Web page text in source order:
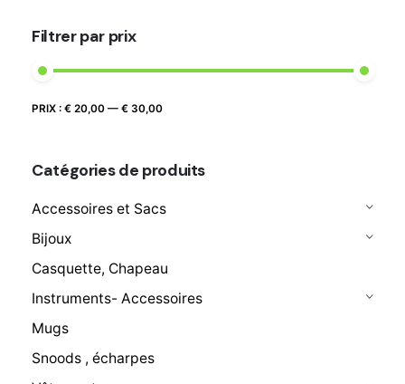
Filtrer par prix
Prix
Prix
PRIX : € 20,00 — € 30,00
Catégories de produits
Accessoires et Sacs
Bijoux
Casquette, Chapeau
Instruments- Accessoires
Mugs
Snoods , écharpes